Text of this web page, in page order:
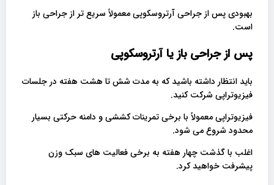
بهبودی پس از جراحی آرتروسکوپی معمولاً سریع تر از جراحی باز
است.
پس از جراحی باز یا آرتروسکوپی
باید انتظار داشته باشید که به مدت شش تا هشت هفته در جلسات
فیزیوتراپی شرکت کنید.
فیزیوتراپی معمولاً با برخی تمرینات کششی و دامنه حرکتی بسیار
محدود شروع می شود.
اغلب با گذشت چهار هفته به برخی فعالیت های سبک وزن
پیشرفت خواهید کرد.